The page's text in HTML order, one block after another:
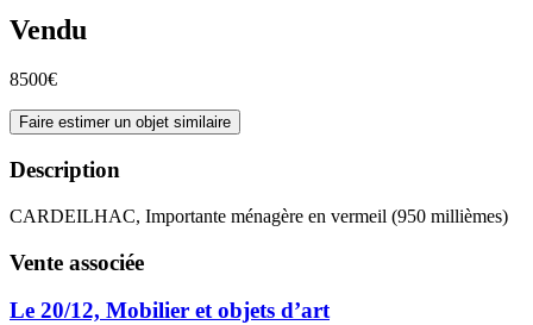
Vendu
8500€
Faire estimer un objet similaire
Description
CARDEILHAC, Importante ménagère en vermeil (950 millièmes)
Vente associée
Le 20/12, Mobilier et objets d’art